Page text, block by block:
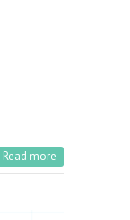
Read more